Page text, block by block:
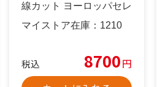
線カット ヨーロッパセレ
マイストア在庫： 1210
税込 8700円